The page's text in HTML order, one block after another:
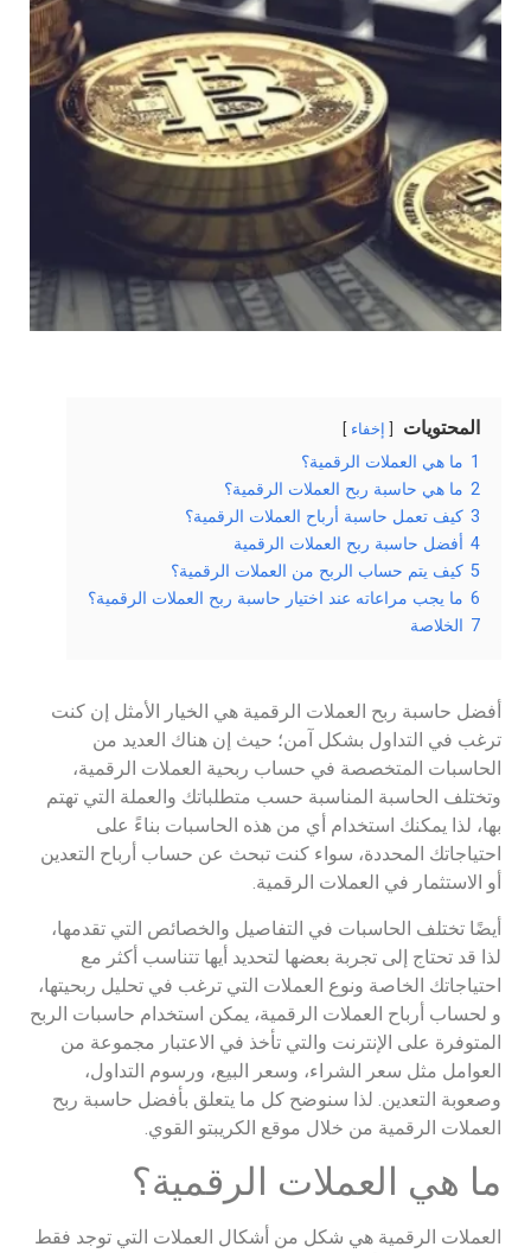
المحتويات إخفاء
1 ما هي العملات الرقمية؟
2 ما هي حاسبة ربح العملات الرقمية؟
3 كيف تعمل حاسبة أرباح العملات الرقمية؟
4 أفضل حاسبة ربح العملات الرقمية
5 كيف يتم حساب الربح من العملات الرقمية؟
6 ما يجب مراعاته عند اختيار حاسبة ربح العملات الرقمية؟
7 الخلاصة
أفضل حاسبة ربح العملات الرقمية هي الخيار الأمثل إن كنت
ترغب في التداول بشكل آمن؛ حيث إن هناك العديد من
الحاسبات المتخصصة في حساب ربحية العملات الرقمية،
وتختلف الحاسبة المناسبة حسب متطلباتك والعملة التي تهتم
بها، لذا يمكنك استخدام أي من هذه الحاسبات بناءً على
احتياجاتك المحددة، سواء كنت تبحث عن حساب أرباح التعدين
أو الاستثمار في العملات الرقمية.
أيضًا تختلف الحاسبات في التفاصيل والخصائص التي تقدمها،
لذا قد تحتاج إلى تجربة بعضها لتحديد أيها تتناسب أكثر مع
احتياجاتك الخاصة ونوع العملات التي ترغب في تحليل ربحيتها،
و لحساب أرباح العملات الرقمية، يمكن استخدام حاسبات الربح
المتوفرة على الإنترنت والتي تأخذ في الاعتبار مجموعة من
العوامل مثل سعر الشراء، وسعر البيع، ورسوم التداول،
وصعوبة التعدين. لذا سنوضح كل ما يتعلق بأفضل حاسبة ربح
العملات الرقمية من خلال موقع الكريبتو القوي.
ما هي العملات الرقمية؟
العملات الرقمية هي شكل من أشكال العملات التي توجد فقط